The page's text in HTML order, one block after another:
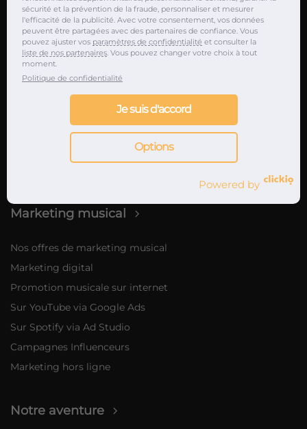
Service de relations presse musique
Nos journalistes musicaux partenaires
Attaché de presse musique en Europe
Promotion single & clip
Promotion playlists
Marketing musical
Nos offres de marketing musical
Marketing digital
Promotion musicale sur internet
Sur YouTube via Google Ads
Sur Spotify via Ad Studio
Campagnes Influenceurs
Marketing hors ligne
Notre aventure
sécurité et la prévention de la fraude, personnaliser et mesurer
l'efficacité de la publicité. Avec votre consentement, vos données
peuvent être partagées avec des partenaires de confiance. Vous
pouvez ajuster vos paramètres de confidentialité et consulter la
liste de nos partenaires . Vous pouvez changer votre choix à tout
moment.
Politique de confidentialité
Options
Je suis d'accord
Powered by